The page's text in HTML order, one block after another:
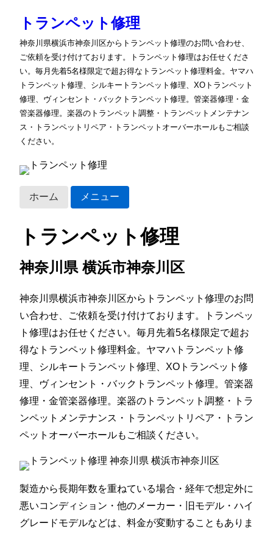
トランペット修理
神奈川県横浜市神奈川区からトランペット修理のお問い合わせ、
ご依頼を受け付けております。トランペット修理はお任せくださ
い。毎月先着5名様限定で超お得なトランペット修理料金。ヤマハ
トランペット修理、シルキートランペット修理、XOトランペット
修理、ヴィンセント・バックトランペット修理。管楽器修理・金
管楽器修理。楽器のトランペット調整・トランペットメンテナン
ス・トランペットリペア・トランペットオーバーホールもご相談
ください。
ホーム メニュー
トランペット修理
神奈川県 横浜市神奈川区
神奈川県横浜市神奈川区からトランペット修理のお問
い合わせ、ご依頼を受け付けております。トランペッ
ト修理はお任せください。毎月先着5名様限定で超お
得なトランペット修理料金。ヤマハトランペット修
理、シルキートランペット修理、XOトランペット修
理、ヴィンセント・バックトランペット修理。管楽器
修理・金管楽器修理。楽器のトランペット調整・トラ
ンペットメンテナンス・トランペットリペア・トラン
ペットオーバーホールもご相談ください。
製造から長期年数を重ねている場合・経年で想定外に
悪いコンディション・他のメーカー・旧モデル・ハイ
グレードモデルなどは、料金が変動することもありま